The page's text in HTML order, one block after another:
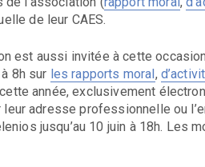
de leur CAES.
est aussi invitée à cette
8h sur les rapports moral ,
année, exclusivement
adresse professionnelle ou
jusqu’au 10 juin à 18h. Les